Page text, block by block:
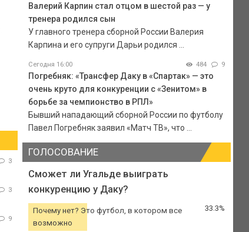
3
3
9
Валерий Карпин стал отцом в шестой раз — у
тренера родился сын
У главного тренера сборной России Валерия
Карпина и его супруги Дарьи родился ...
Сегодня 16:00 484 9
Погребняк: «Трансфер Даку в «Спартак» — это
очень круто для конкуренции с «Зенитом» в
борьбе за чемпионство в РПЛ»
Бывший нападающий сборной России по футболу
Павел Погребняк заявил «Матч ТВ», что ...
ГОЛОСОВАНИЕ
Сможет ли Угальде выиграть
конкуренцию у Даку?
Почему нет? Это футбол, в котором все
возможно
33.3%